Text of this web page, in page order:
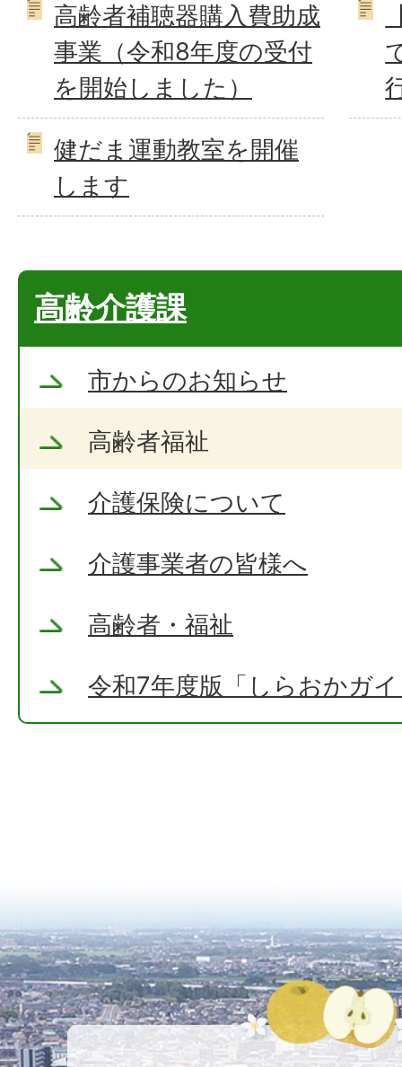
高齢者補聴器購入費助成
事業（令和8年度の受付
を開始しました）
健だま運動教室を開催
します
高齢介護課
市からのお知らせ
高齢者福祉
介護保険について
介護事業者の皆様へ
高齢者・福祉
令和7年度版「しらおかガ